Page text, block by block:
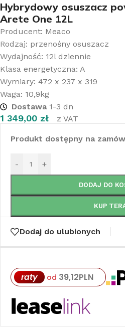
Hybrydowy osuszacz
Arete One 12L
Producent: Meaco
Rodzaj: przenośny osuszacz
Wydajność: 12l dziennie
Klasa energetyczna: A
Wymiary: 472 x 237 x 319
Waga: 10,9kg
Dostawa1-3 dn
1 349,00 zł z VAT
Produkt dostępny na
- +
DODAJ DO
KUP
Dodaj do ulubionych
raty od 39,12PLN